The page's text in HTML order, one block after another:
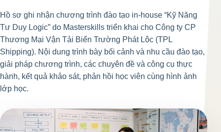
Hồ sơ ghi nhận chương trình đào tạo in-house “Kỹ Năng
Tư Duy Logic” do Masterskills triển khai cho Công ty CP
Thương Mại Vận Tải Biển Trường Phát Lộc (TPL
Shipping). Nội dung trình bày bối cảnh và nhu cầu đào tạo,
giải pháp chương trình, các chuyên đề và công cụ thực
hành, kết quả khảo sát, phản hồi học viên cùng hình ảnh
lớp học.